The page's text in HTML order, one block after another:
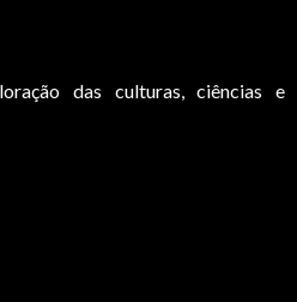
das culturas, ciências e